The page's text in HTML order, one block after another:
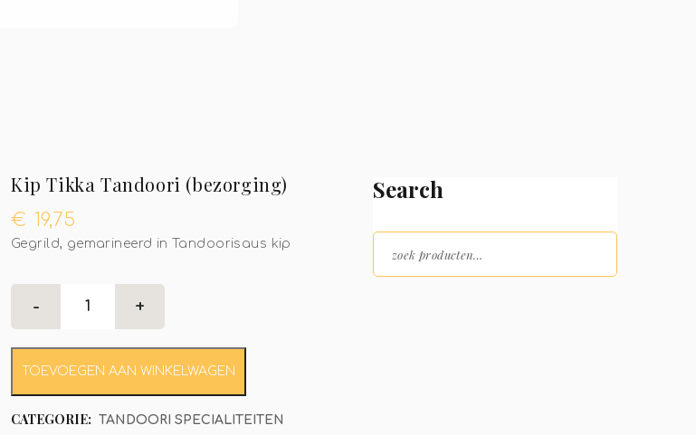
Kip Tikka Tandoori (bezorging)
€ 19,75
Gegrild, gemarineerd in Tandoorisaus kip
TOEVOEGEN AAN WINKELWAGEN
CATEGORIE:
TANDOORI SPECIALITEITEN
Search